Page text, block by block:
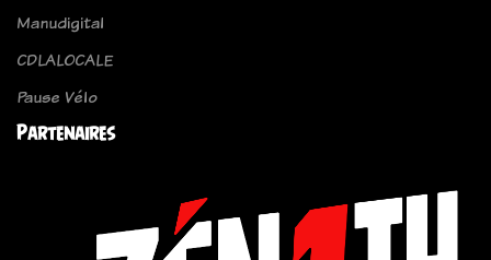
Manudigital
CDLALOCALE
Pause Vélo
Partenaires